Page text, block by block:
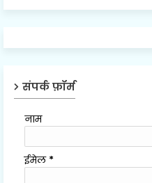
संपर्क फ़ॉर्म
नाम
ईमेल *